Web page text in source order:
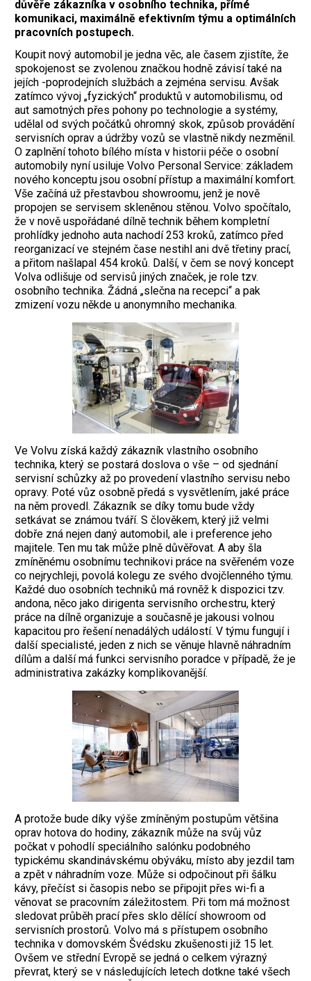
důvěře zákazníka v osobního technika, přímé
komunikaci, maximálně efektivním týmu a optimálních
pracovních postupech.
Koupit nový automobil je jedna věc, ale časem zjistíte, že
spokojenost se zvolenou značkou hodně závisí také na
jejích -poprodejních službách a zejména servisu. Avšak
zatímco vývoj „fyzických“ produktů v automobilismu, od
aut samotných přes pohony po technologie a systémy,
udělal od svých počátků ohromný skok, způsob provádění
servisních oprav a údržby vozů se vlastně nikdy nezměnil.
O zaplnění tohoto bílého místa v historii péče o osobní
automobily nyní usiluje Volvo Personal Service: základem
nového konceptu jsou osobní přístup a maximální komfort.
Vše začíná už přestavbou showroomu, jenž je nově
propojen se servisem skleněnou stěnou. Volvo spočítalo,
že v nově uspořádané dílně technik během kompletní
prohlídky jednoho auta nachodí 253 kroků, zatímco před
reorganizací ve stejném čase nestihl ani dvě třetiny prací,
a přitom našlapal 454 kroků. Další, v čem se nový koncept
Volva odlišuje od servisů jiných značek, je role tzv.
osobního technika. Žádná „slečna na recepci“ a pak
zmizení vozu někde u anonymního mechanika.
Ve Volvu získá každý zákazník vlastního osobního
technika, který se postará doslova o vše – od sjednání
servisní schůzky až po provedení vlastního servisu nebo
opravy. Poté vůz osobně předá s vysvětlením, jaké práce
na něm provedl. Zákazník se díky tomu bude vždy
setkávat se známou tváří. S člověkem, který již velmi
dobře zná nejen daný automobil, ale i preference jeho
majitele. Ten mu tak může plně důvěřovat. A aby šla
zmíněnému osobnímu technikovi práce na svěřeném voze
co nejrychleji, povolá kolegu ze svého dvojčlenného týmu.
Každé duo osobních techniků má rovněž k dispozici tzv.
andona, něco jako dirigenta servisního orchestru, který
práce na dílně organizuje a současně je jakousi volnou
kapacitou pro řešení nenadálých událostí. V týmu fungují i
další specialisté, jeden z nich se věnuje hlavně náhradním
dílům a další má funkci servisního poradce v případě, že je
administrativa zakázky komplikovanější.
A protože bude díky výše zmíněným postupům většina
oprav hotova do hodiny, zákazník může na svůj vůz
počkat v pohodlí speciálního salónku podobného
typickému skandinávskému obýváku, místo aby jezdil tam
a zpět v náhradním voze. Může si odpočinout při šálku
kávy, přečíst si časopis nebo se připojit přes wi-fi a
věnovat se pracovním záležitostem. Při tom má možnost
sledovat průběh prací přes sklo dělící showroom od
servisních prostorů. Volvo má s přístupem osobního
technika v domovském Švédsku zkušenosti již 15 let.
Ovšem ve střední Evropě se jedná o celkem výrazný
převrat, který se v následujících letech dotkne také všech